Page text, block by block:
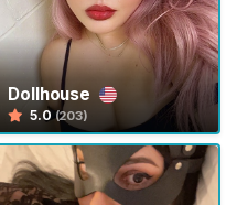
Dollhouse
5.0 (203)